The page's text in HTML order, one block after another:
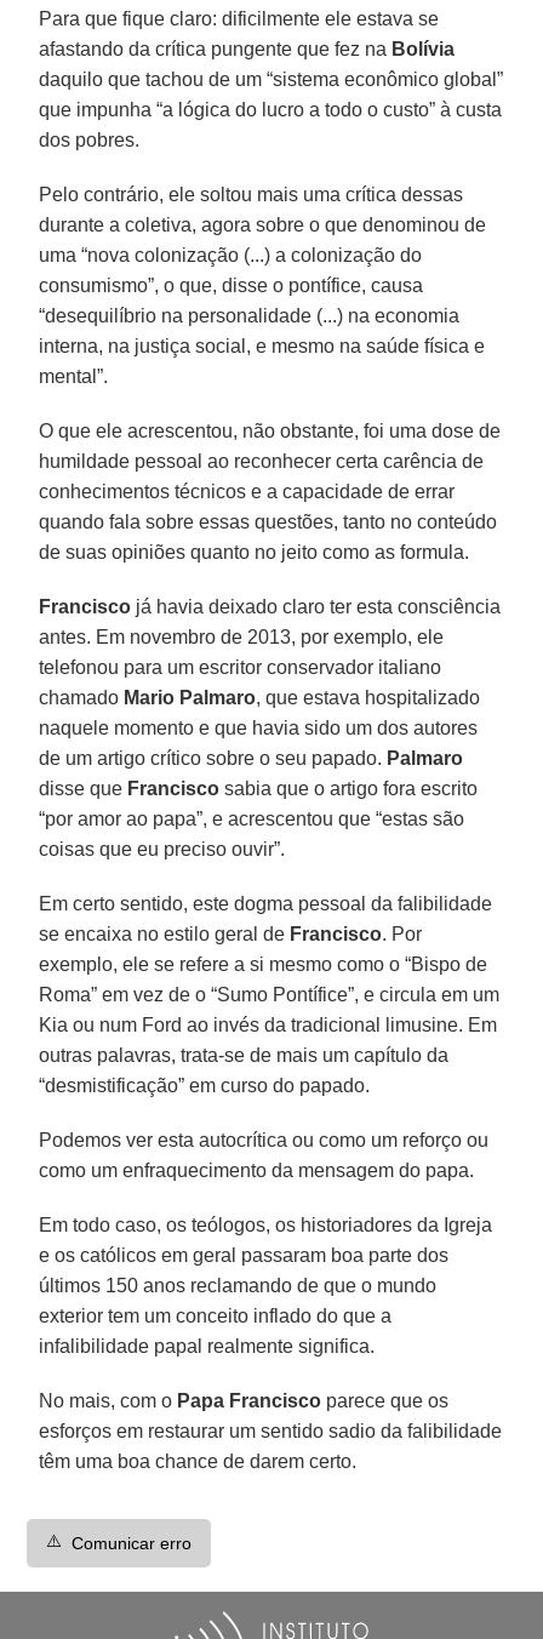
Para que fique claro: dificilmente ele estava se
afastando da crítica pungente que fez na Bolívia
daquilo que tachou de um “sistema econômico global”
que impunha “a lógica do lucro a todo o custo” à custa
dos pobres.
Pelo contrário, ele soltou mais uma crítica dessas
durante a coletiva, agora sobre o que denominou de
uma “nova colonização (...) a colonização do
consumismo”, o que, disse o pontífice, causa
“desequilíbrio na personalidade (...) na economia
interna, na justiça social, e mesmo na saúde física e
mental”.
O que ele acrescentou, não obstante, foi uma dose de
humildade pessoal ao reconhecer certa carência de
conhecimentos técnicos e a capacidade de errar
quando fala sobre essas questões, tanto no conteúdo
de suas opiniões quanto no jeito como as formula.
Francisco já havia deixado claro ter esta consciência
antes. Em novembro de 2013, por exemplo, ele
telefonou para um escritor conservador italiano
chamado Mario Palmaro, que estava hospitalizado
naquele momento e que havia sido um dos autores
de um artigo crítico sobre o seu papado. Palmaro
disse que Francisco sabia que o artigo fora escrito
“por amor ao papa”, e acrescentou que “estas são
coisas que eu preciso ouvir”.
Em certo sentido, este dogma pessoal da falibilidade
se encaixa no estilo geral de Francisco. Por
exemplo, ele se refere a si mesmo como o “Bispo de
Roma” em vez de o “Sumo Pontífice”, e circula em um
Kia ou num Ford ao invés da tradicional limusine. Em
outras palavras, trata-se de mais um capítulo da
“desmistificação” em curso do papado.
Podemos ver esta autocrítica ou como um reforço ou
como um enfraquecimento da mensagem do papa.
Em todo caso, os teólogos, os historiadores da Igreja
e os católicos em geral passaram boa parte dos
últimos 150 anos reclamando de que o mundo
exterior tem um conceito inflado do que a
infalibilidade papal realmente significa.
No mais, com o Papa Francisco parece que os
esforços em restaurar um sentido sadio da falibilidade
têm uma boa chance de darem certo.
⚠️ Comunicar erro